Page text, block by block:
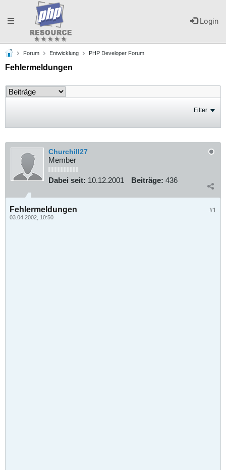
Login
Toggle
navigation
Forum Entwicklung PHP Developer Forum
Fehlermeldungen
Filter
Churchill27
Member
Dabei seit: 10.12.2001 Beiträge: 436
#1
Fehlermeldungen
03.04.2002, 10:50